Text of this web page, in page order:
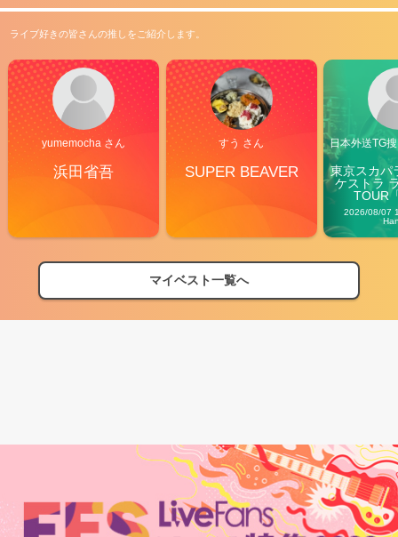
ライブ好きの皆さんの推しをご紹介します。
yumemocha さん
浜田省吾
すう さん
SUPER BEAVER
日本外送TG
東京スカパ
ケストラ
TOUR
2026/08/07
マイベスト一覧へ